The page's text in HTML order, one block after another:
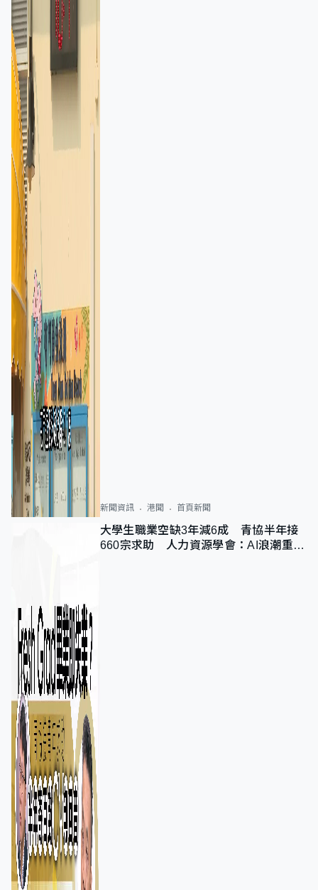
新聞資訊 港聞 首頁新聞
大學生職業空缺3年減6成 青協半年接
660宗求助 人力資源學會：AI浪潮重整